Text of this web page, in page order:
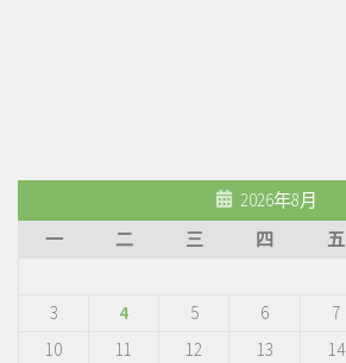
2026年8月
一
二 三 四 五
3
4 5 6 7
10
11 12 13 14